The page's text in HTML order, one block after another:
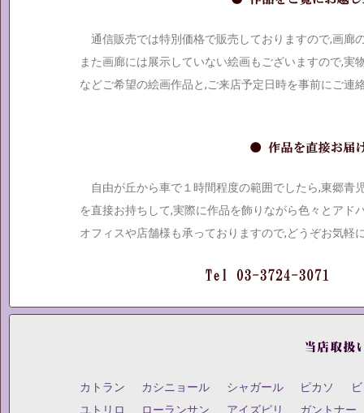
通信販売では特別価格で販売しておりますので,画廊
また画廊には展示していない絵画もございますので,
などご希望の絵画作品と,ご来店予定日時を事前にご連
自由が丘から車で１時間程度の範囲でしたら,東郷青
を直接お持ちして,実際に作品を飾りながら色々とアド
オフィスや店舗様も承っておりますので,どうぞお気軽
カトラン カシニョール シャガール ピカソ
ユトリロ
ローランサン アイズピリ
ガントナー